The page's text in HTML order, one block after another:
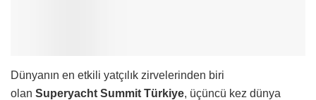
Dünyanın en etkili yatçılık zirvelerinden biri
olan Superyacht Summit Türkiye, üçüncü kez dünya